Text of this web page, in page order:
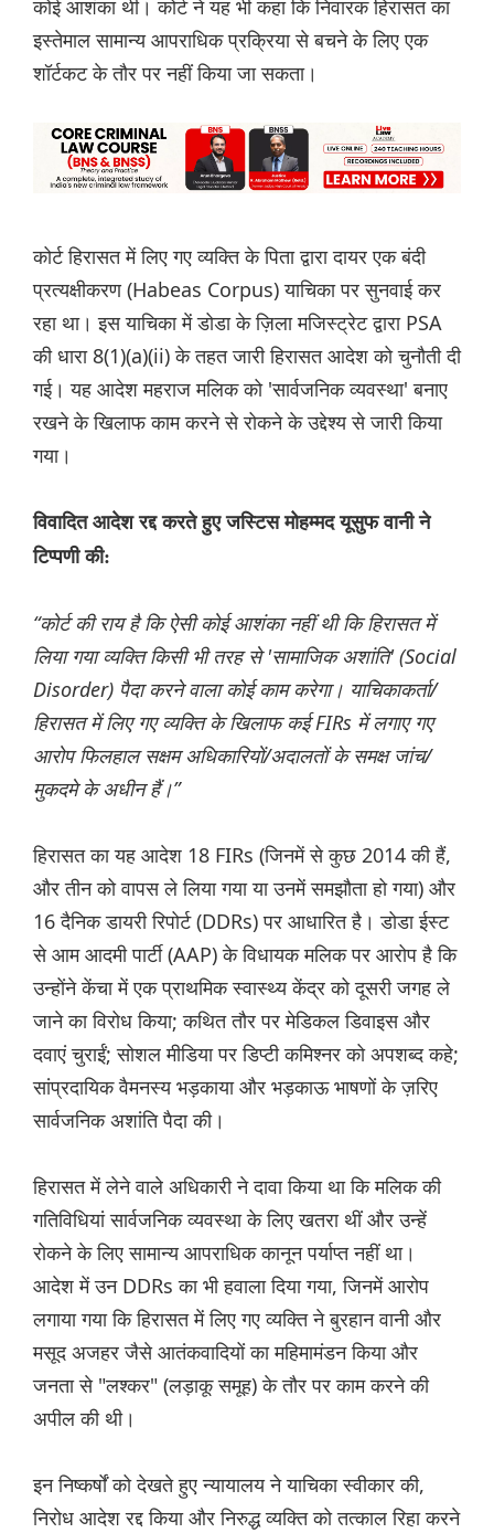
कोई आशंका थी। कोर्ट ने यह भी कहा कि निवारक हिरासत का
इस्तेमाल सामान्य आपराधिक प्रक्रिया से बचने के लिए एक
शॉर्टकट के तौर पर नहीं किया जा सकता।
कोर्ट हिरासत में लिए गए व्यक्ति के पिता द्वारा दायर एक बंदी
प्रत्यक्षीकरण (Habeas Corpus) याचिका पर सुनवाई कर
रहा था। इस याचिका में डोडा के ज़िला मजिस्ट्रेट द्वारा PSA
की धारा 8(1)(a)(ii) के तहत जारी हिरासत आदेश को चुनौती दी
गई। यह आदेश महराज मलिक को 'सार्वजनिक व्यवस्था' बनाए
रखने के खिलाफ काम करने से रोकने के उद्देश्य से जारी किया
गया।
विवादित आदेश रद्द करते हुए जस्टिस मोहम्मद यूसुफ वानी ने
टिप्पणी की:
“कोर्ट की राय है कि ऐसी कोई आशंका नहीं थी कि हिरासत में
लिया गया व्यक्ति किसी भी तरह से 'सामाजिक अशांति' (Social
Disorder) पैदा करने वाला कोई काम करेगा। याचिकाकर्ता/
हिरासत में लिए गए व्यक्ति के खिलाफ कई FIRs में लगाए गए
आरोप फिलहाल सक्षम अधिकारियों/अदालतों के समक्ष जांच/
मुकदमे के अधीन हैं।”
हिरासत का यह आदेश 18 FIRs (जिनमें से कुछ 2014 की हैं,
और तीन को वापस ले लिया गया या उनमें समझौता हो गया) और
16 दैनिक डायरी रिपोर्ट (DDRs) पर आधारित है। डोडा ईस्ट
से आम आदमी पार्टी (AAP) के विधायक मलिक पर आरोप है कि
उन्होंने केंचा में एक प्राथमिक स्वास्थ्य केंद्र को दूसरी जगह ले
जाने का विरोध किया; कथित तौर पर मेडिकल डिवाइस और
दवाएं चुराईं; सोशल मीडिया पर डिप्टी कमिश्नर को अपशब्द कहे;
सांप्रदायिक वैमनस्य भड़काया और भड़काऊ भाषणों के ज़रिए
सार्वजनिक अशांति पैदा की।
हिरासत में लेने वाले अधिकारी ने दावा किया था कि मलिक की
गतिविधियां सार्वजनिक व्यवस्था के लिए खतरा थीं और उन्हें
रोकने के लिए सामान्य आपराधिक कानून पर्याप्त नहीं था।
आदेश में उन DDRs का भी हवाला दिया गया, जिनमें आरोप
लगाया गया कि हिरासत में लिए गए व्यक्ति ने बुरहान वानी और
मसूद अजहर जैसे आतंकवादियों का महिमामंडन किया और
जनता से "लश्कर" (लड़ाकू समूह) के तौर पर काम करने की
अपील की थी।
इन निष्कर्षों को देखते हुए न्यायालय ने याचिका स्वीकार की,
निरोध आदेश रद्द किया और निरुद्ध व्यक्ति को तत्काल रिहा करने